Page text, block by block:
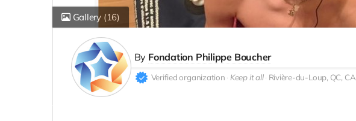
Gallery (16)
By Fondation Philippe Boucher
Verified organization Keep it all Rivière-du-Loup, QC, CA